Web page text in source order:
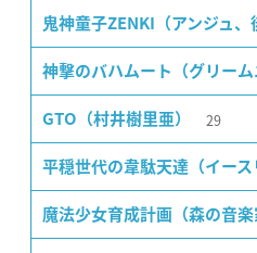
鬼神童子ZENKI（アンジュ、
神撃のバハムート（グリーム
GTO（村井樹里亜） 29
平穏世代の韋駄天達（イース
魔法少女育成計画（森の音楽